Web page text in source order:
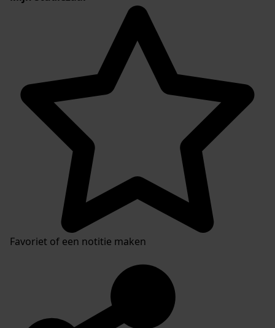
Favoriet of een notitie maken